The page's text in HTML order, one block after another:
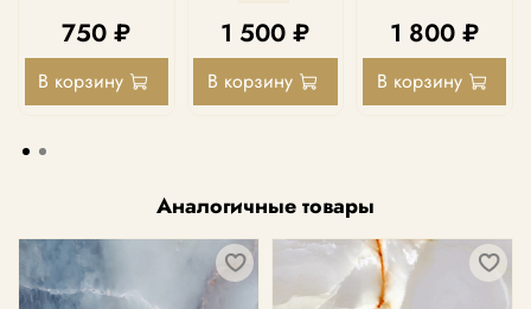
750 ₽
В корзину
1 500 ₽
В корзину
1 800 ₽
В корзину
Аналогичные товары